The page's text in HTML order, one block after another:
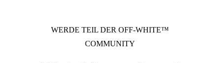
WERDE TEIL DER OFF-WHITE™
COMMUNITY